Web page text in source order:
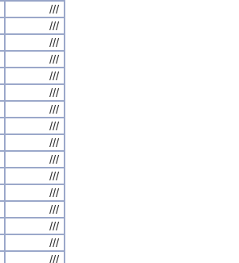
///
///
///
///
///
///
///
///
///
///
///
///
///
///
///
///